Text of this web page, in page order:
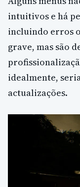
intuitivos e há
incluindo erros
grave, mas são
idealmente,
actualizações.